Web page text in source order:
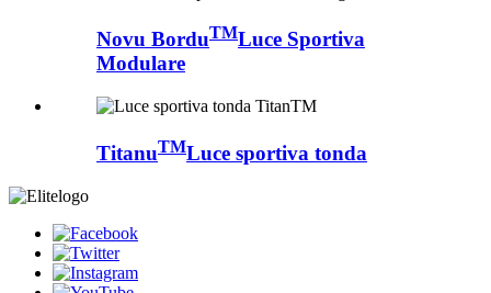
Novu BorduTMLuce Sportiva
Modulare
TitanuTMLuce sportiva tonda